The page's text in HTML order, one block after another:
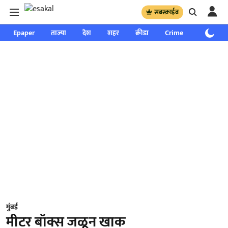
सबस्क्राईब
Epaper ताज्या देश शहर क्रीडा Crime साप्ताहिक
मुंबई
मीटर बॉक्स जळून खाक